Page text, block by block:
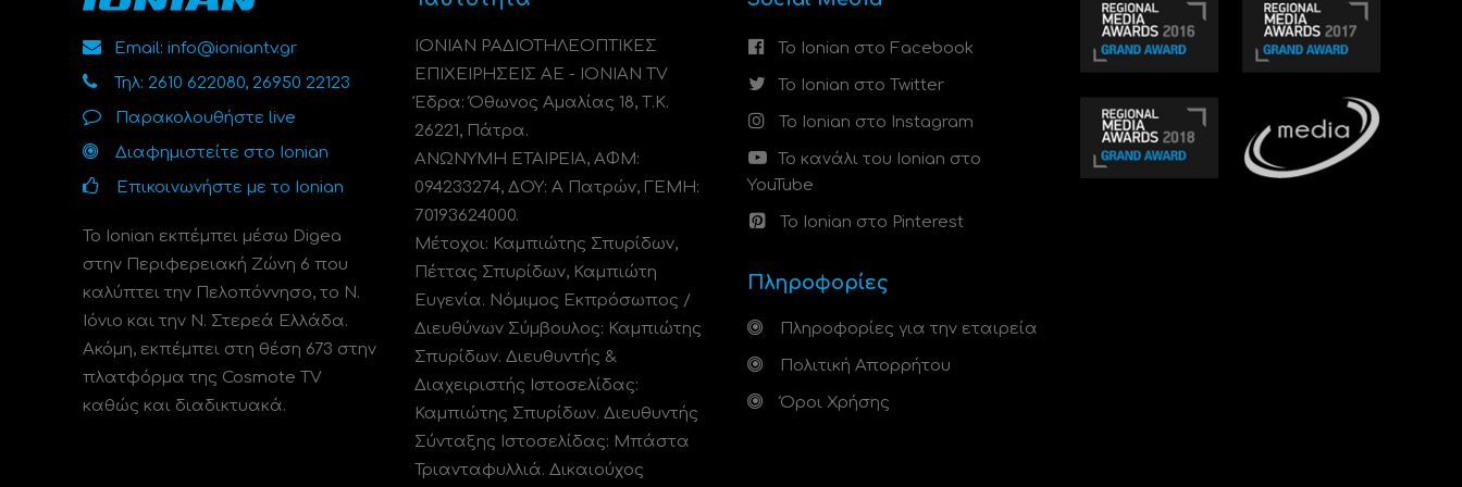
Email: info@ioniantv.gr
Τηλ: 2610 622080, 26950 22123
Παρακολουθήστε live
Διαφημιστείτε στο Ionian
Επικοινωνήστε με το Ionian
Το Ionian εκπέμπει μέσω Digea
στην Περιφερειακή Ζώνη 6 που
καλύπτει την Πελοπόννησο, το N.
Ιόνιο και την Ν. Στερεά Ελλάδα.
Ακόμη, εκπέμπει στη θέση 673 στην
πλατφόρμα της Cosmote TV
καθώς και διαδικτυακά.
ΙΟΝΙΑΝ ΡΑΔΙΟΤΗΛΕΟΠΤΙΚΕΣ
ΕΠΙΧΕΙΡΗΣΕΙΣ ΑΕ - IONIAN TV
Έδρα: Όθωνος Αμαλίας 18, Τ.Κ.
26221, Πάτρα.
ΑΝΩΝΥΜΗ ΕΤΑΙΡΕΙΑ, ΑΦΜ:
094233274, ΔΟΥ: A Πατρών, ΓΕΜΗ:
70193624000.
Μέτοχοι: Καμπιώτης Σπυρίδων,
Πέττας Σπυρίδων, Καμπιώτη
Ευγενία. Νόμιμος Εκπρόσωπος /
Διευθύνων Σύμβουλος: Καμπιώτης
Σπυρίδων. Διευθυντής &
Διαχειριστής Ιστοσελίδας:
Καμπιώτης Σπυρίδων. Διευθυντής
Σύνταξης Ιστοσελίδας: Μπάστα
Τριανταφυλλιά. Δικαιούχος
Το Ionian στο Facebook
Το Ionian στο Twitter
Το Ionian στο Instagram
Το κανάλι του Ionian στο
YouTube
Το Ionian στο Pinterest
Πληροφορίες
Πληροφορίες για την εταιρεία
Πολιτική Απορρήτου
Όροι Χρήσης